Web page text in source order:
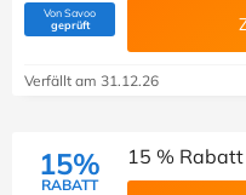
Von Savoo
geprüft(Von Savoo geprüft)
Verfällt am 31.12.26
15%
RABATT
15 %